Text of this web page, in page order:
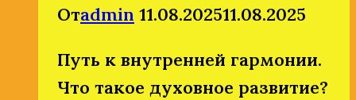
Отadmin 11.08.202511.08.2025
Путь к внутренней гармонии.
Что такое духовное развитие?